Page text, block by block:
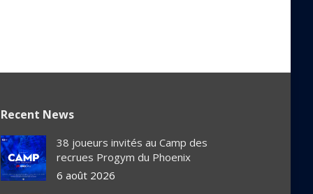
Recent News
38 joueurs invités au Camp des
recrues Progym du Phoenix
6 août 2026